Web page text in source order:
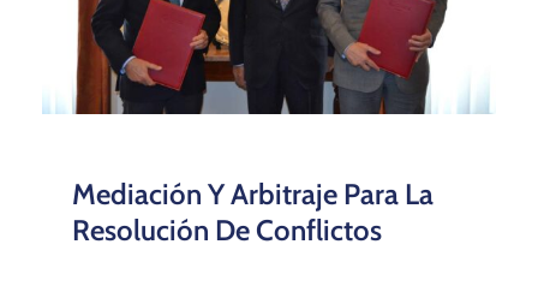
Mediación Y Arbitraje Para La
Resolución De Conflictos